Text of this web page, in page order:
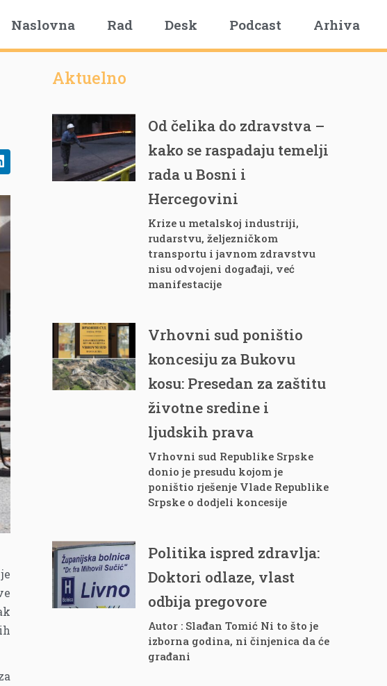
Naslovna Rad Desk Podcast Arhiva
Aktuelno
Od čelika do zdravstva –
kako se raspadaju temelji
rada u Bosni i
Hercegovini
Krize u metalskoj industriji,
rudarstvu, željezničkom
transportu i javnom zdravstvu
nisu odvojeni događaji, već
manifestacije
Vrhovni sud poništio
koncesiju za Bukovu
kosu: Presedan za zaštitu
životne sredine i
ljudskih prava
Vrhovni sud Republike Srpske
donio je presudu kojom je
poništio rješenje Vlade Republike
Srpske o dodjeli koncesije
Politika ispred zdravlja:
Doktori odlaze, vlast
odbija pregovore
Autor : Slađan Tomić Ni to što je
izborna godina, ni činjenica da će
građani